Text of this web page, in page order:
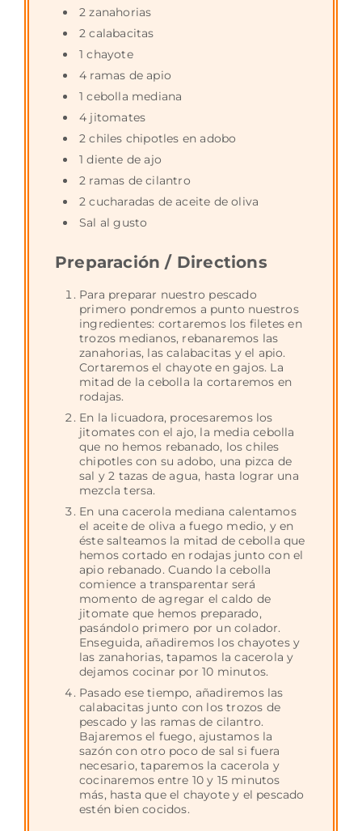
2 zanahorias
2 calabacitas
1 chayote
4 ramas de apio
1 cebolla mediana
4 jitomates
2 chiles chipotles en adobo
1 diente de ajo
2 ramas de cilantro
2 cucharadas de aceite de oliva
Sal al gusto
Preparación / Directions
Para preparar nuestro pescado
primero pondremos a punto nuestros
ingredientes: cortaremos los filetes en
trozos medianos, rebanaremos las
zanahorias, las calabacitas y el apio.
Cortaremos el chayote en gajos. La
mitad de la cebolla la cortaremos en
rodajas.
En la licuadora, procesaremos los
jitomates con el ajo, la media cebolla
que no hemos rebanado, los chiles
chipotles con su adobo, una pizca de
sal y 2 tazas de agua, hasta lograr una
mezcla tersa.
En una cacerola mediana calentamos
el aceite de oliva a fuego medio, y en
éste salteamos la mitad de cebolla que
hemos cortado en rodajas junto con el
apio rebanado. Cuando la cebolla
comience a transparentar será
momento de agregar el caldo de
jitomate que hemos preparado,
pasándolo primero por un colador.
Enseguida, añadiremos los chayotes y
las zanahorias, tapamos la cacerola y
dejamos cocinar por 10 minutos.
Pasado ese tiempo, añadiremos las
calabacitas junto con los trozos de
pescado y las ramas de cilantro.
Bajaremos el fuego, ajustamos la
sazón con otro poco de sal si fuera
necesario, taparemos la cacerola y
cocinaremos entre 10 y 15 minutos
más, hasta que el chayote y el pescado
estén bien cocidos.